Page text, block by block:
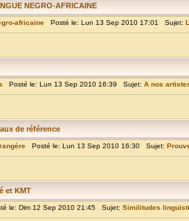
NEGRO-AFRICAINE
africaine Posté le: Lun 13 Sep 2010 17:01 Sujet:
Posté le: Lun 13 Sep 2010 16:39 Sujet: A nos
de référence
Posté le: Lun 13 Sep 2010 16:30 Sujet:
et KMT
le: Dim 12 Sep 2010 21:45 Sujet: Similitudes